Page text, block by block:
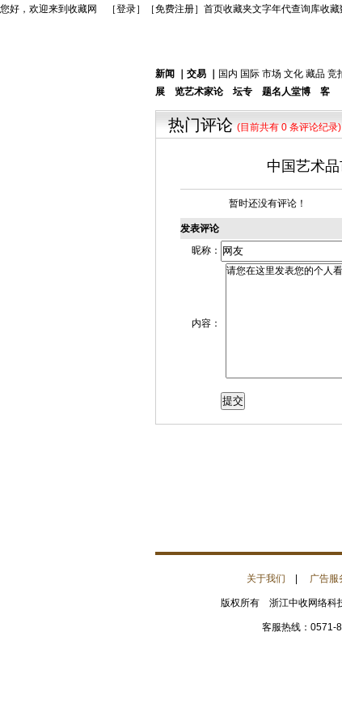
您好，欢迎来到收藏网 ［登录］［免费注册］ 收藏
文字年代查询库
收藏夹
首页
新闻 国内 国际 市场 文化
交易 藏品 竞
展 览艺术家论 坛专 题名人堂博 客
热门评论(目前共有 0 条评论纪录)
中国艺术
暂时还没有评论！
发表评论
昵称：
内容：
关于我们 广告服
版权所有 浙江中收网络科
客服热线：